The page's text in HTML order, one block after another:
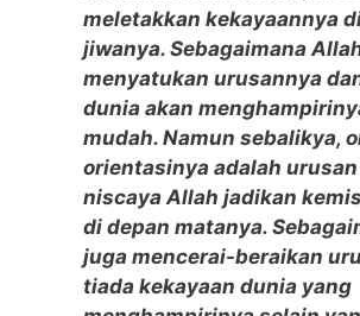
meletakkan kekayaannya
jiwanya. Sebagaimana
menyatukan urusannya
dunia akan
mudah. Namun sebalikya,
orientasinya adalah
niscaya Allah jadikan
di depan matanya.
juga mencerai-beraikan
tiada kekayaan dunia yang